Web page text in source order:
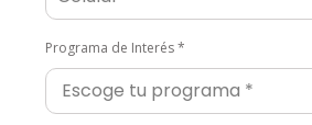
Programa de Interés *